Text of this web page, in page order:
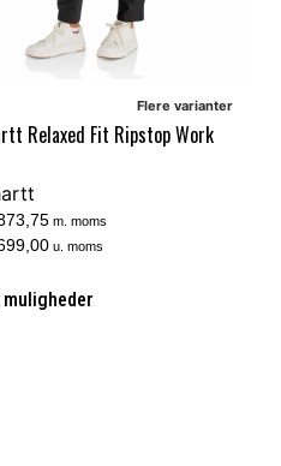
Flere varianter
Relaxed Fit Ripstop Work
m. moms
u. moms